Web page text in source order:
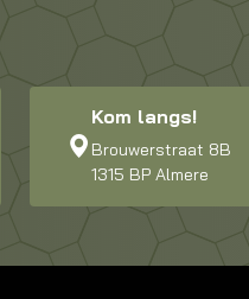
Kom langs!
Brouwerstraat 8B
1315 BP Almere